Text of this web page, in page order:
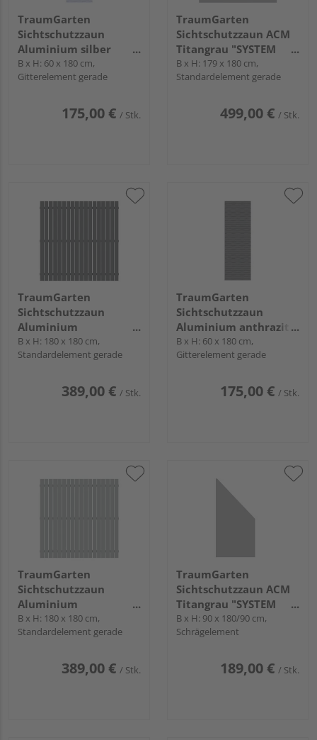
TraumGarten
Sichtschutzzaun
Aluminium silber
"Flow"
B x H: 60 x 180 cm,
Gitterelement gerade
175,00 € / Stk.
TraumGarten
Sichtschutzzaun ACM
Titangrau "SYSTEM
BOARD XL"
B x H: 179 x 180 cm,
Standardelement gerade
499,00 € / Stk.
TraumGarten
Sichtschutzzaun
Aluminium
pulverbeschichtet
anthrazit "SQUADRA"
B x H: 180 x 180 cm,
Standardelement gerade
389,00 € / Stk.
TraumGarten
Sichtschutzzaun
Aluminium anthrazit
"Flow"
B x H: 60 x 180 cm,
Gitterelement gerade
175,00 € / Stk.
TraumGarten
Sichtschutzzaun
Aluminium
pulverbeschichtet
silber "SQUADRA"
B x H: 180 x 180 cm,
Standardelement gerade
389,00 € / Stk.
TraumGarten
Sichtschutzzaun ACM
Titangrau "SYSTEM
BOARD"
B x H: 90 x 180/90 cm,
Schrägelement
189,00 € / Stk.